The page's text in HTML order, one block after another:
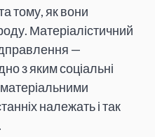
тому, як вони
Матеріалістичний
—
з яким соціальні
належать і так